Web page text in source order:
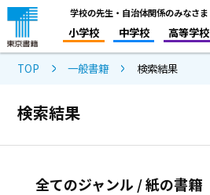
学校の先生・自治体関係のみなさま
小学校 中学校 高等学校
TOP 一般書籍 検索結果
検索結果
全てのジャンル / 紙の書籍